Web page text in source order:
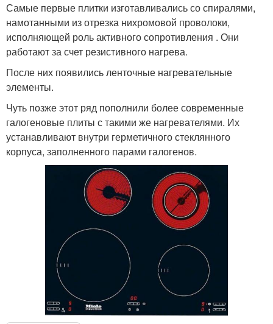
Самые первые плитки изготавливались со спиралями,
намотанными из отрезка нихромовой проволоки,
исполняющей роль активного сопротивления . Они
работают за счет резистивного нагрева.
После них появились ленточные нагревательные
элементы.
Чуть позже этот ряд пополнили более современные
галогеновые плиты с такими же нагревателями. Их
устанавливают внутри герметичного стеклянного
корпуса, заполненного парами галогенов.